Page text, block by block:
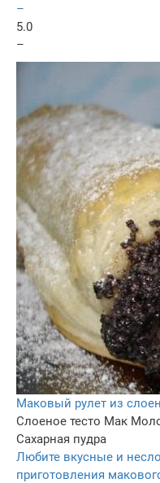
–
5.0
–
Маковый рулет из
Слоеное тесто Мак
Сахарная пудра
Любите вкусные и
приготовления